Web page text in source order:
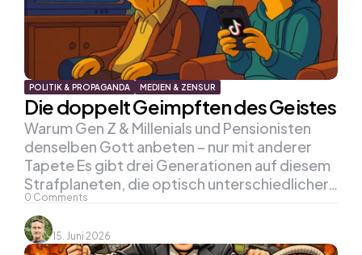
POLITIK & PROPAGANDA MEDIEN & ZENSUR
Die doppelt Geimpften des Geistes
0 Comments
Warum Gen Z & Millenials und Pensionisten
denselben Gott anbeten – nur mit anderer
Tapete Es gibt drei Generationen auf diesem
Strafplaneten, die optisch unterschiedlicher…
15. Juni 2026